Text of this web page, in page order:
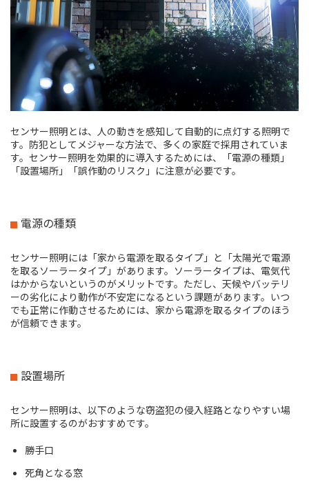
センサー照明とは、人の動きを感知して自動的に点灯する照明で
す。防犯としてメジャーな方法で、多くの家庭で採用されていま
す。センサー照明を効果的に導入するためには、「電源の種類」
「設置場所」「誤作動のリスク」に注意が必要です。
電源の種類
センサー照明には「家から電源を取るタイプ」と「太陽光で電源
を取るソーラータイプ」があります。ソーラータイプは、電気代
はかからないというのがメリットです。ただし、天候やバッテリ
ーの劣化により動作が不安定になるという課題があります。いつ
でも正常に作動させるためには、家から電源を取るタイプのほう
が信頼できます。
設置場所
センサー照明は、以下のような窃盗犯の侵入経路となりやすい場
所に設置するのがおすすめです。
勝手口
死角となる窓